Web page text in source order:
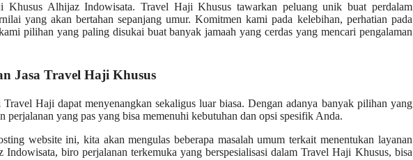
Khusus Alhijaz Indowisata. Travel Haji Khusus tawarkan peluang unik buat perdalam
yang akan bertahan sepanjang umur. Komitmen kami pada kelebihan, perhatian pada
pilihan yang paling disukai buat banyak jamaah yang cerdas yang mencari pengalaman
Jasa Travel Haji Khusus
Travel Haji dapat menyenangkan sekaligus luar biasa. Dengan adanya banyak pilihan yang
perjalanan yang pas yang bisa memenuhi kebutuhan dan opsi spesifik Anda.
website ini, kita akan mengulas beberapa masalah umum terkait menentukan layanan
biro perjalanan terkemuka yang berspesialisasi dalam Travel Haji Khusus, bisa